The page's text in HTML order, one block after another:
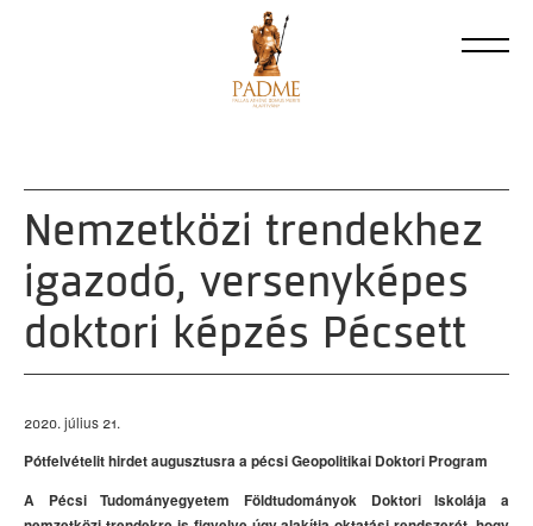
Nemzetközi trendekhez
igazodó, versenyképes
doktori képzés Pécsett
2020. július 21.
Pótfelvételit hirdet augusztusra a pécsiGeopolitikai Doktori Program
A
Pécsi TudományegyetemFöldtudományok Doktori Iskolájaa